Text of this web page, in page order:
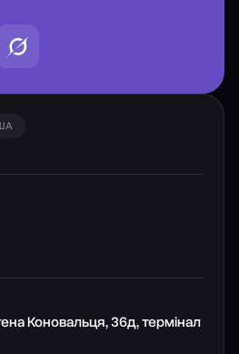
Коновальця, 36д, термінал